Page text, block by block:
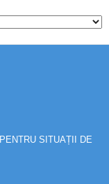
SITUAȚII DE